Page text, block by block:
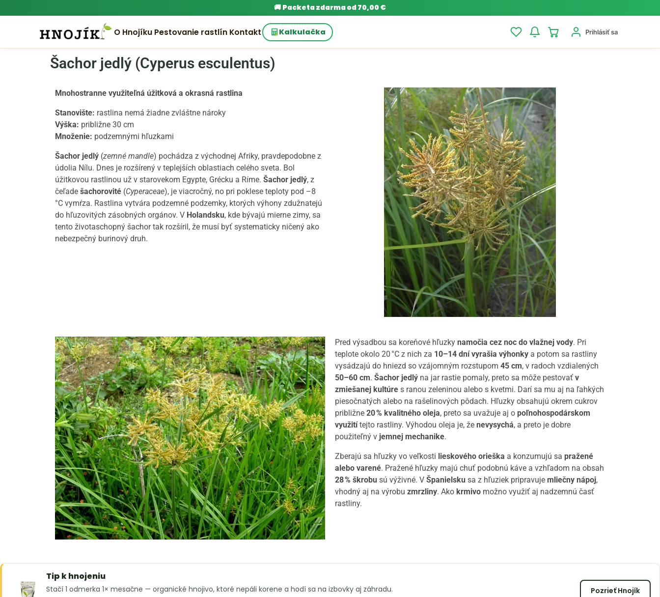
🚚 Packeta zdarma od 70,00 €
O Hnojíku Pestovanie rastlín Kontakt Kalkulačka Prihlásiť sa
Šachor jedlý (Cyperus esculentus)
Mnohostranne využiteľná úžitková a okrasná rastlina
Stanovište: rastlina nemá žiadne zvláštne nároky
Výška: približne 30 cm
Množenie: podzemnými hľuzkami
Šachor jedlý (zemné mandle) pochádza z východnej Afriky, pravdepodobne z
údolia Nílu. Dnes je rozšírený v teplejších oblastiach celého sveta. Bol
úžitkovou rastlinou už v starovekom Egypte, Grécku a Ríme. Šachor jedlý, z
čeľade šachorovité (Cyperaceae), je viacročný, no pri poklese teploty pod –8
°C vymŕza. Rastlina vytvára podzemné podzemky, ktorých výhony zdužnatejú
do hľuzovitých zásobných orgánov. V Holandsku, kde bývajú mierne zimy, sa
tento životaschopný šachor tak rozšíril, že musí byť systematicky ničený ako
nebezpečný burinový druh.
Pred výsadbou sa koreňové hľuzky namočia cez noc do vlažnej vody. Pri
teplote okolo 20 °C z nich za 10–14 dní vyrašia výhonky a potom sa rastliny
vysádzajú do hniezd so vzájomným rozstupom 45 cm, v radoch vzdialených
50–60 cm. Šachor jedlý na jar rastie pomaly, preto sa môže pestovať v
zmiešanej kultúre s ranou zeleninou alebo s kvetmi. Darí sa mu aj na ľahkých
piesočnatých alebo na rašelinových pôdach. Hľuzky obsahujú okrem cukrov
približne 20 % kvalitného oleja, preto sa uvažuje aj o poľnohospodárskom
využitítejto rastliny. Výhodou oleja je, že nevysychá, a preto je dobre
použiteľný v jemnej mechanike.
Zberajú sa hľuzky vo veľkosti lieskového orieška a konzumujú sa pražené
alebo varené. Pražené hľuzky majú chuť podobnú káve a vzhľadom na obsah
28 % škrobu sú výživné. V Španielsku sa z hľuziek pripravuje mliečny nápoj,
vhodný aj na výrobu zmrzliny. Ako krmivo možno využiť aj nadzemnú časť
rastliny.
Tip k hnojeniu
Stačí 1 odmerka 1× mesačne — organické hnojivo, ktoré nepáli korene a hodí sa na izbovky aj záhradu. Pozrieť Hnojík